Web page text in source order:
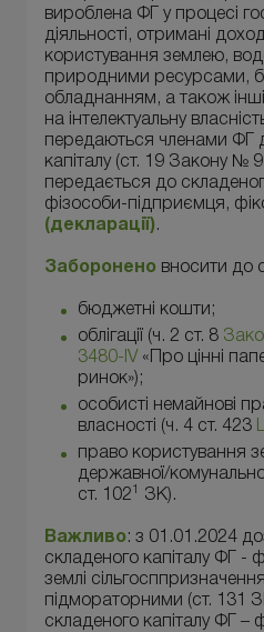
вироблена ФГ у процесі
діяльності, отримані
користування землею,
природними ресурсами,
обладнанням, а також
на інтелектуальну
передаються членами ФГ
капіталу (ст. 19 Закону №
передається до
фізособи-підприємця,
(декларації).
Заборонено вносити до
бюджетні кошти;
облігації (ч. 2 ст. 8
3480-IV «Про цінні
ринок»);
особисті немайнові
власності (ч. 4 ст. 423
право користування
державної/
ст. 1021 ЗК).
Важливо: з 01.01.2024
складеного капіталу ФГ -
землі
підмораторними (ст. 131
складеного капіталу ФГ –